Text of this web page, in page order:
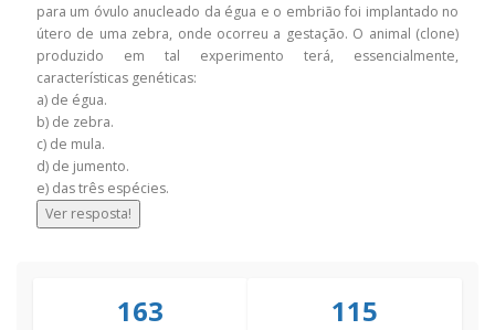
para um óvulo anucleado da égua e o embrião foi implantado no
útero de uma zebra, onde ocorreu a gestação. O animal (clone)
produzido em tal experimento terá, essencialmente,
características genéticas:
a) de égua.
b) de zebra.
c) de mula.
d) de jumento.
e) das três espécies.
Ver resposta!
163 115